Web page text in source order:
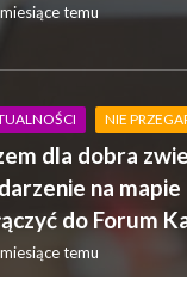
temu
NIE
dla dobra
na
do Forum
temu